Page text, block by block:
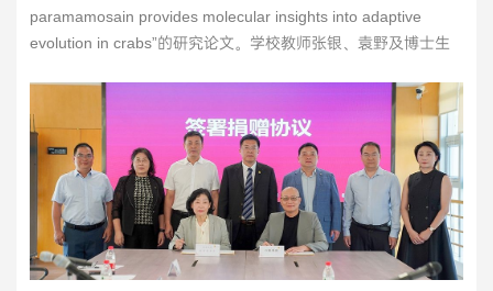
paramamosain provides molecular insights into adaptive
evolution in crabs”的研究论文。学校教师张银、袁野及博士生
楼大学Mhd Ikhwanuddin教授为国外共同作者，学校还有10位教
师和研究生为该论文的共同作者。螃蟹广泛分布于从海洋到陆地
的各类生态系统中，... >>